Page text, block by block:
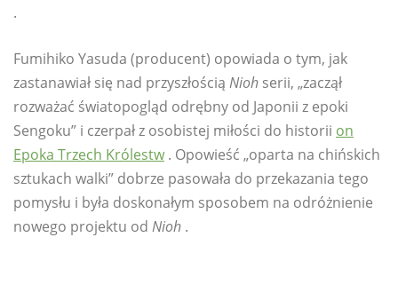
.
Fumihiko Yasuda (producent) opowiada o tym, jak
zastanawiał się nad przyszłością Nioh serii, „zaczął
rozważać światopogląd odrębny od Japonii z epoki
Sengoku” i czerpał z osobistej miłości do historii on
Epoka Trzech Królestw. Opowieść „oparta na chińskich
sztukach walki” dobrze pasowała do przekazania tego
pomysłu i była doskonałym sposobem na odróżnienie
nowego projektu od Nioh .